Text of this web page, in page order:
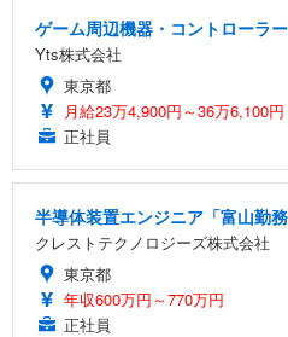
ゲーム周辺機器・コントローラ
Yts株式会社
東京都
月給23万4,900円～36万6,100円
正社員
半導体装置エンジニア「富山勤
クレストテクノロジーズ株式会社
東京都
年収600万円～770万円
正社員